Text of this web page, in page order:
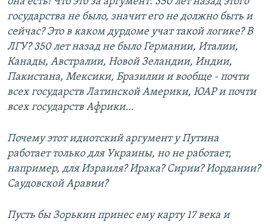
государства не было, значит его не должно быть и
сейчас? Это в каком дурдоме учат такой логике? В
ЛГУ? 350 лет назад не было Германии, Италии,
Канады, Австралии, Новой Зеландии, Индии,
Пакистана, Мексики, Бразилии и вообще - почти
всех государств Латинской Америки, ЮАР и почти
всех государств Африки…
Почему этот идиотский аргумент у Путина
работает только для Украины, но не работает,
например, для Израиля? Ирака? Сирии? Иордании?
Саудовской Аравии?
Пусть бы Зорькин принес ему карту 17 века и